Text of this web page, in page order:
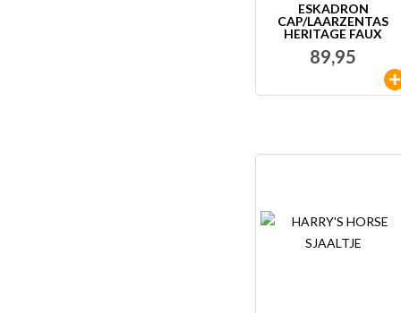
ESKADRON
CAP/LAARZENTAS
HERITAGE FAUX
TRUFFLE
89,95